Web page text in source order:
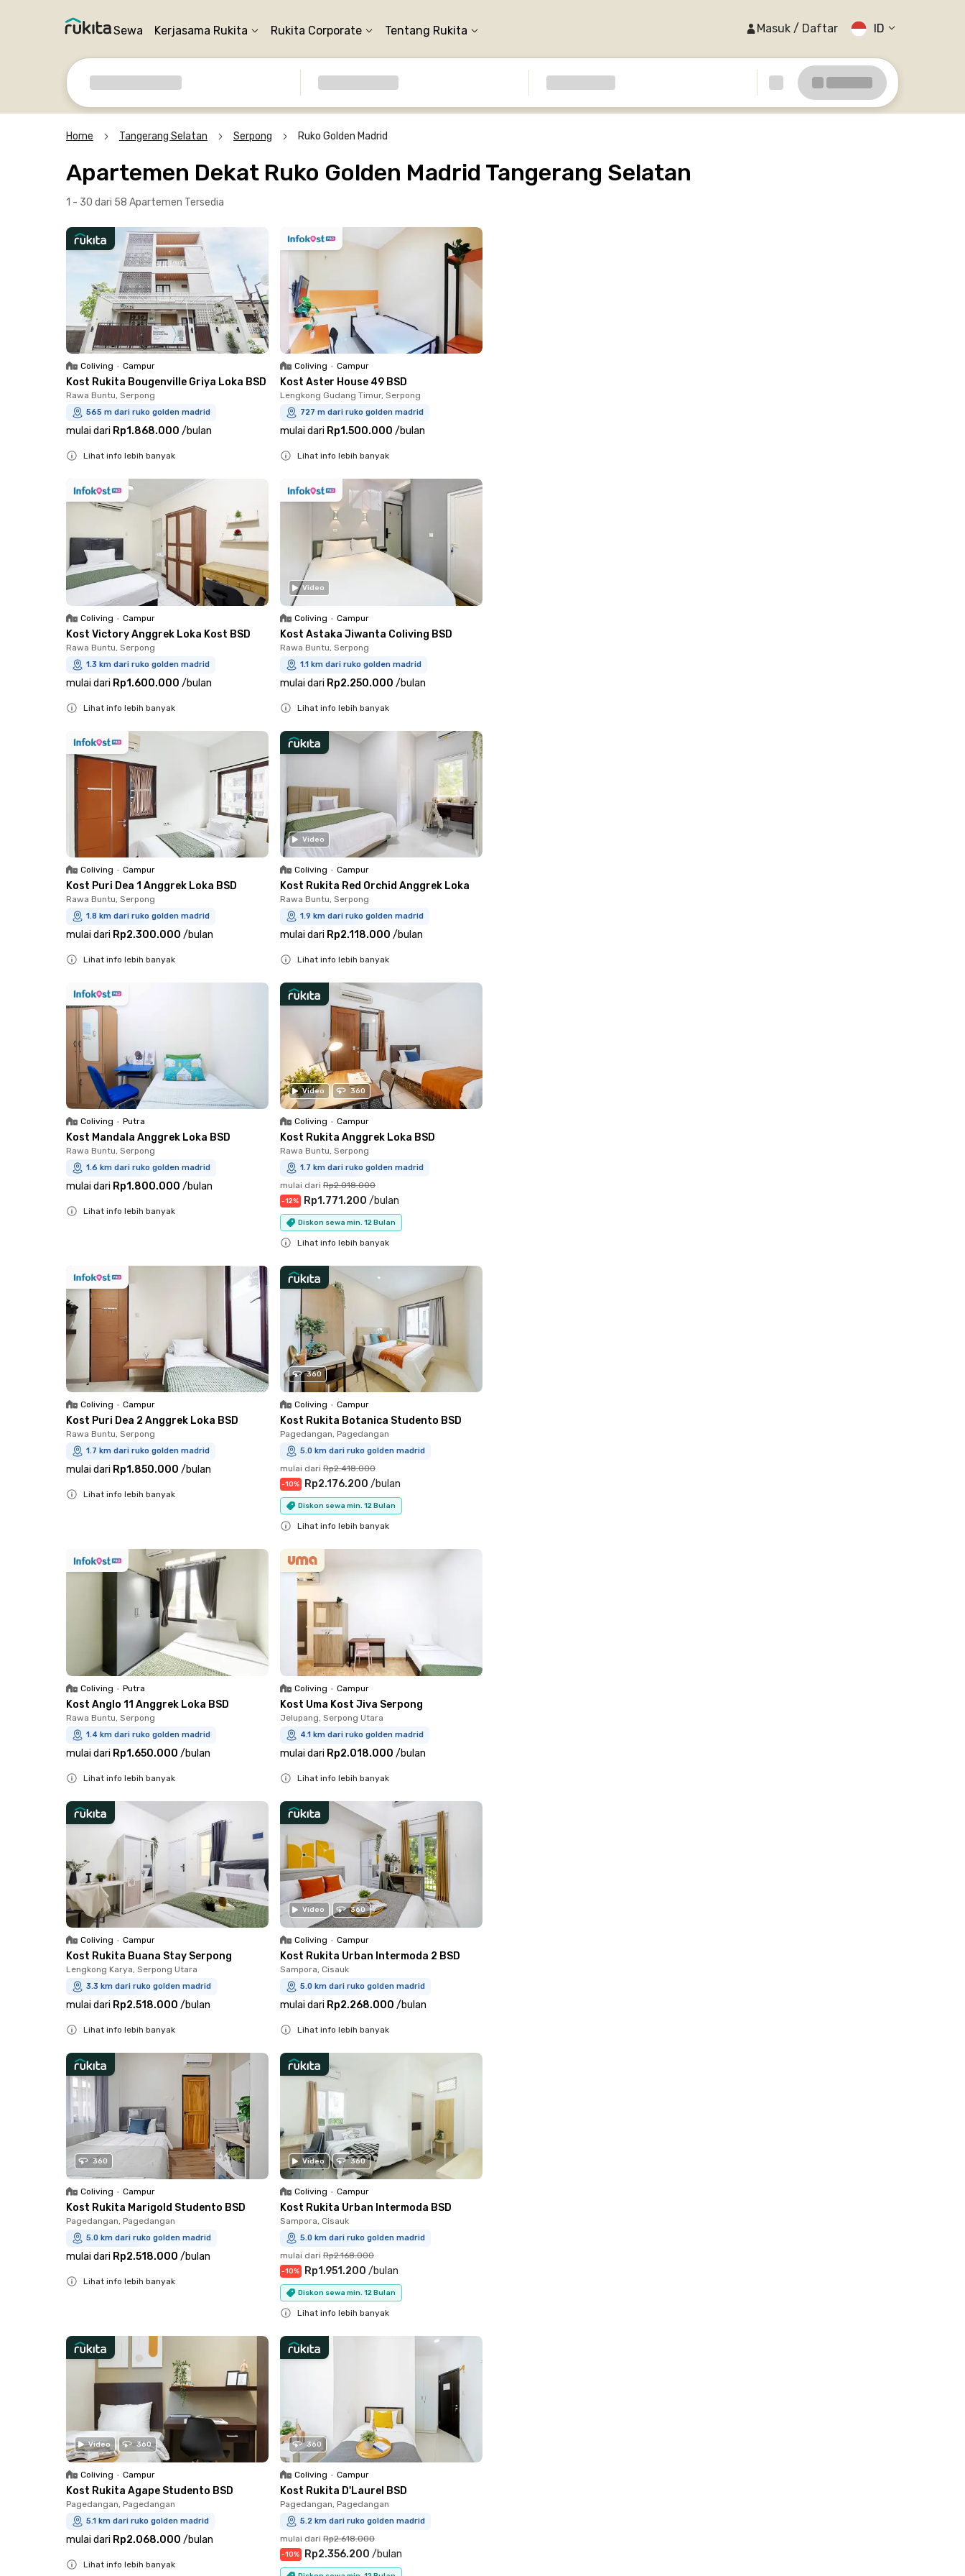
Sewa Kerjasama Rukita Rukita Corporate Tentang Rukita Masuk / Daftar ID
Home Tangerang Selatan Serpong Ruko Golden Madrid
Apartemen Dekat Ruko Golden Madrid Tangerang Selatan
1 - 30 dari 58 Apartemen Tersedia
Coliving • Campur
Kost Rukita Bougenville Griya Loka BSD
Rawa Buntu, Serpong
565 m dari ruko golden madrid
mulai dari Rp1.868.000 /bulan
Lihat info lebih banyak
Coliving • Campur
Kost Aster House 49 BSD
Lengkong Gudang Timur, Serpong
727 m dari ruko golden madrid
mulai dari Rp1.500.000 /bulan
Lihat info lebih banyak
Coliving • Campur
Kost Victory Anggrek Loka Kost BSD
Rawa Buntu, Serpong
1.3 km dari ruko golden madrid
mulai dari Rp1.600.000 /bulan
Lihat info lebih banyak
Video
Coliving • Campur
Kost Astaka Jiwanta Coliving BSD
Rawa Buntu, Serpong
1.1 km dari ruko golden madrid
mulai dari Rp2.250.000 /bulan
Lihat info lebih banyak
Coliving • Campur
Kost Puri Dea 1 Anggrek Loka BSD
Rawa Buntu, Serpong
1.8 km dari ruko golden madrid
mulai dari Rp2.300.000 /bulan
Lihat info lebih banyak
Video
Coliving • Campur
Kost Rukita Red Orchid Anggrek Loka
Rawa Buntu, Serpong
1.9 km dari ruko golden madrid
mulai dari Rp2.118.000 /bulan
Lihat info lebih banyak
Coliving • Putra
Kost Mandala Anggrek Loka BSD
Rawa Buntu, Serpong
1.6 km dari ruko golden madrid
mulai dari Rp1.800.000 /bulan
Lihat info lebih banyak
Video 360
Coliving • Campur
Kost Rukita Anggrek Loka BSD
Rawa Buntu, Serpong
1.7 km dari ruko golden madrid
mulai dari Rp2.018.000
-12% Rp1.771.200 /bulan
Diskon sewa min. 12 Bulan
Lihat info lebih banyak
Coliving • Campur
Kost Puri Dea 2 Anggrek Loka BSD
Rawa Buntu, Serpong
1.7 km dari ruko golden madrid
mulai dari Rp1.850.000 /bulan
Lihat info lebih banyak
360
Coliving • Campur
Kost Rukita Botanica Studento BSD
Pagedangan, Pagedangan
5.0 km dari ruko golden madrid
mulai dari Rp2.418.000
-10% Rp2.176.200 /bulan
Diskon sewa min. 12 Bulan
Lihat info lebih banyak
Coliving • Putra
Kost Anglo 11 Anggrek Loka BSD
Rawa Buntu, Serpong
1.4 km dari ruko golden madrid
mulai dari Rp1.650.000 /bulan
Lihat info lebih banyak
Coliving • Campur
Kost Uma Kost Jiva Serpong
Jelupang, Serpong Utara
4.1 km dari ruko golden madrid
mulai dari Rp2.018.000 /bulan
Lihat info lebih banyak
Coliving • Campur
Kost Rukita Buana Stay Serpong
Lengkong Karya, Serpong Utara
3.3 km dari ruko golden madrid
mulai dari Rp2.518.000 /bulan
Lihat info lebih banyak
Video 360
Coliving • Campur
Kost Rukita Urban Intermoda 2 BSD
Sampora, Cisauk
5.0 km dari ruko golden madrid
mulai dari Rp2.268.000 /bulan
Lihat info lebih banyak
360
Coliving • Campur
Kost Rukita Marigold Studento BSD
Pagedangan, Pagedangan
5.0 km dari ruko golden madrid
mulai dari Rp2.518.000 /bulan
Lihat info lebih banyak
Video 360
Coliving • Campur
Kost Rukita Urban Intermoda BSD
Sampora, Cisauk
5.0 km dari ruko golden madrid
mulai dari Rp2.168.000
-10% Rp1.951.200 /bulan
Diskon sewa min. 12 Bulan
Lihat info lebih banyak
Video 360
Coliving • Campur
Kost Rukita Agape Studento BSD
Pagedangan, Pagedangan
5.1 km dari ruko golden madrid
mulai dari Rp2.068.000 /bulan
Lihat info lebih banyak
360
Coliving • Campur
Kost Rukita D'Laurel BSD
Pagedangan, Pagedangan
5.2 km dari ruko golden madrid
mulai dari Rp2.618.000
-10% Rp2.356.200 /bulan